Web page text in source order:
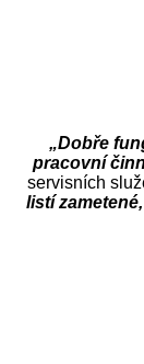
„Dobře
pracovní
servisních
listí